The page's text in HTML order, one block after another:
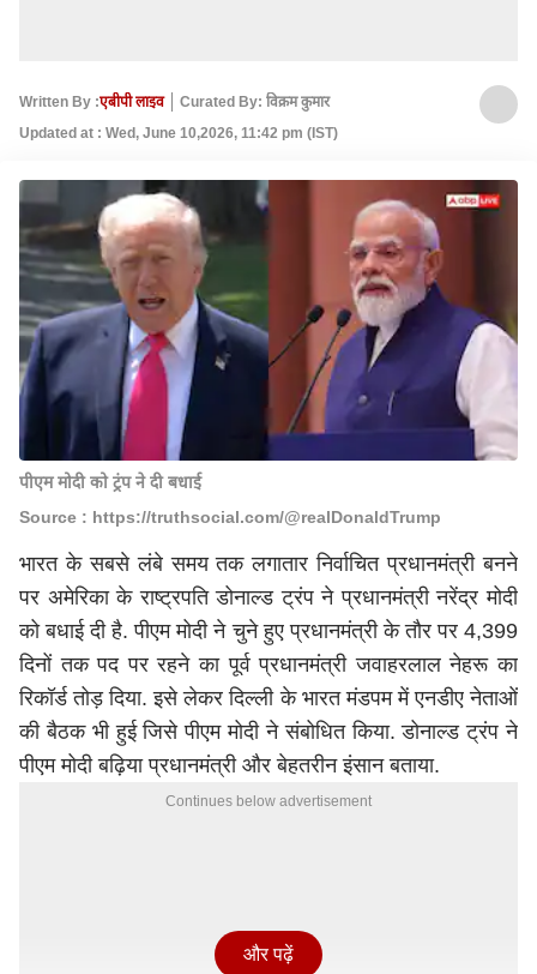
Written By :एबीपी लाइव
Curated By: विक्रम कुमार
Updated at : Wed, June 10,2026, 11:42 pm (IST)
पीएम मोदी को ट्रंप ने दी बधाई
Source : https://truthsocial.com/@realDonaldTrump
भारत के सबसे लंबे समय तक लगातार निर्वाचित प्रधानमंत्री बनने
पर अमेरिका के राष्ट्रपति डोनाल्ड ट्रंप ने प्रधानमंत्री नरेंद्र मोदी
को बधाई दी है. पीएम मोदी ने चुने हुए प्रधानमंत्री के तौर पर 4,399
दिनों तक पद पर रहने का पूर्व प्रधानमंत्री जवाहरलाल नेहरू का
रिकॉर्ड तोड़ दिया. इसे लेकर दिल्ली के भारत मंडपम में एनडीए नेताओं
की बैठक भी हुई जिसे पीएम मोदी ने संबोधित किया.डोनाल्ड ट्रंप ने
पीएम मोदी बढ़िया प्रधानमंत्री और बेहतरीन इंसान बताया.
Continues below advertisement
और पढ़ें